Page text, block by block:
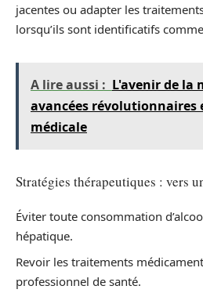
jacentes ou adapter les
lorsqu’ils sont identificatifs
A lire aussi : L'avenir de la
avancées révolutionnaires
médicale
Stratégies thérapeutiques : vers
Éviter toute consommation
hépatique.
Revoir les traitements
professionnel de santé.